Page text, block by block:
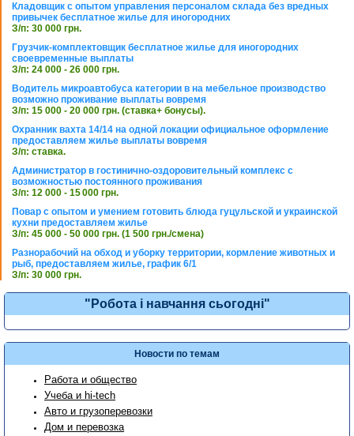
Кладовщик с опытом управления персоналом склада без вредных
привычек бесплатное жилье для иногородних
З/п: 30 000 грн.
Грузчик-комплектовщик бесплатное жилье для иногородних
своевременные выплаты
З/п: 24 000 - 26 000 грн.
Водитель микроавтобуса категории в на мебельное производство
возможно проживание выплаты вовремя
З/п: 15 000 - 20 000 грн. (ставка+ бонусы).
Охранник вахта 14/14 на одной локации официальное оформление
предоставляем жилье выплаты вовремя
З/п: ставка.
Администратор в гостинично-оздоровительный комплекс с
возможностью постоянного проживания
З/п: 12 000 - 15 000 грн.
Повар с опытом и умением готовить блюда гуцульской и украинской
кухни предоставляем жилье
З/п: 45 000 - 50 000 грн. (1 500 грн./смена)
Разнорабочий на обход и уборку территории, кормление животных и
рыб, предоставляем жилье, график 6/1
З/п: 30 000 грн.
"Робота і навчання сьогодні"
Новости по темам
Работа и общество
Учеба и hi-tech
Авто и грузоперевозки
Дом и перевозка